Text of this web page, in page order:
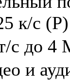
к/с
с до 4
и